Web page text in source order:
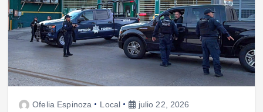
Ofelia Espinoza Local julio 22, 2026